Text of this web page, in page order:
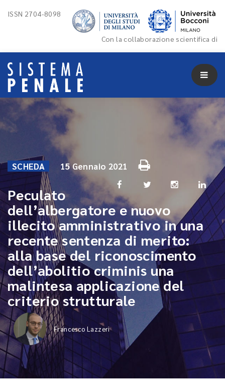
ISSN 2704-8098
Con la collaborazione scientifica di
SCHEDA 15 Gennaio 2021
Peculato
dell’albergatore e nuovo
illecito amministrativo in una
recente sentenza di merito:
alla base del riconoscimento
dell’abolitio criminis una
malintesa applicazione del
criterio strutturale
Francesco Lazzeri